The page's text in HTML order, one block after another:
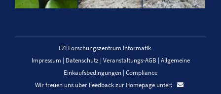
FZI Forschungszentrum Informatik
Impressum | Datenschutz| Veranstaltungs-AGB | Allgemeine
Einkaufsbedingungen | Compliance
Wir freuen uns über Feedback zur Homepage unter: